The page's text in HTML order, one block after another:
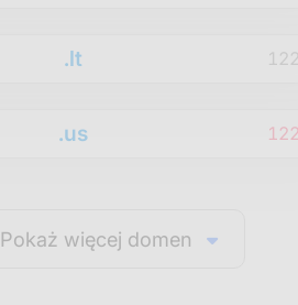
.lt
.us
Pokaż więcej domen